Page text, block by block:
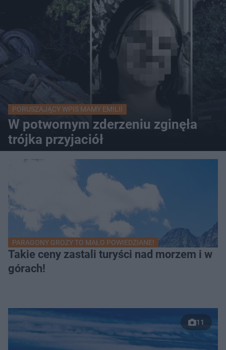
PORUSZAJĄCY WPIS MAMY EMILII
W potwornym zderzeniu zginęła
trójka przyjaciół
PARAGONY GROZY TO MAŁO POWIEDZIANE!
Takie ceny zastali turyści nad morzem i w
górach!
11